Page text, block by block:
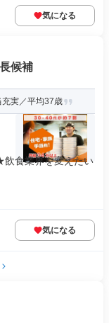
気になる
候補
実／平均37歳
食業界を変えたい
気になる